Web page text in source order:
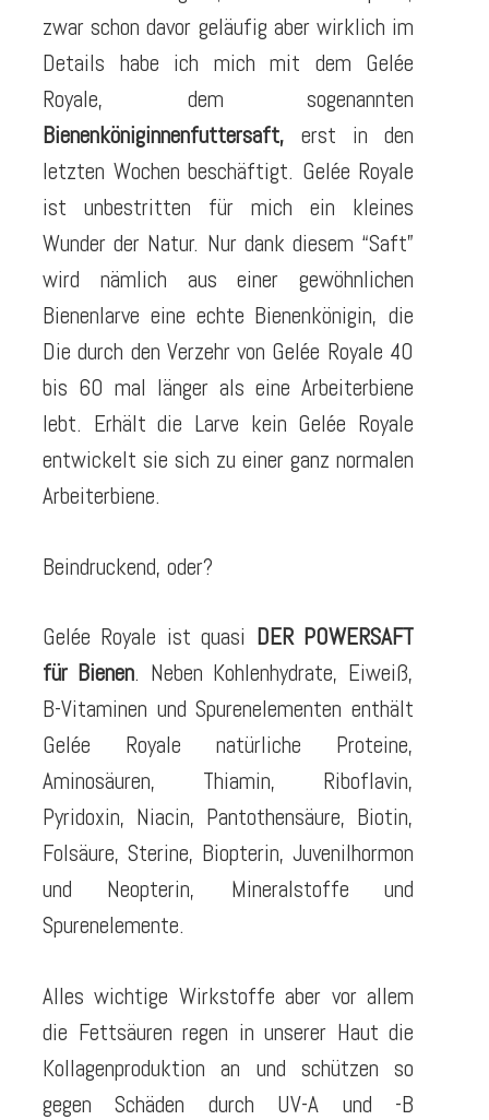
zwar schon davor geläufig aber wirklich im
Details habe ich mich mit dem Gelée
Royale, dem sogenannten
Bienenköniginnenfuttersaft, erst in den
letzten Wochen beschäftigt. Gelée Royale
ist unbestritten für mich ein kleines
Wunder der Natur. Nur dank diesem “Saft”
wird nämlich aus einer gewöhnlichen
Bienenlarve eine echte Bienenkönigin, die
Die durch den Verzehr von Gelée Royale 40
bis 60 mal länger als eine Arbeiterbiene
lebt. Erhält die Larve kein Gelée Royale
entwickelt sie sich zu einer ganz normalen
Arbeiterbiene.
Beindruckend, oder?
Gelée Royale ist quasi DER POWERSAFT
für Bienen. Neben Kohlenhydrate, Eiweiß,
B-Vitaminen und Spurenelementen enthält
Gelée Royale natürliche Proteine,
Aminosäuren, Thiamin, Riboflavin,
Pyridoxin, Niacin, Pantothensäure, Biotin,
Folsäure, Sterine, Biopterin, Juvenilhormon
und Neopterin, Mineralstoffe und
Spurenelemente.
Alles wichtige Wirkstoffe aber vor allem
die Fettsäuren regen in unserer Haut die
Kollagenproduktion an und schützen so
gegen Schäden durch UV-A und -B